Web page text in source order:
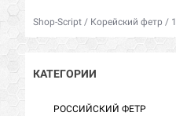
Shop-Script / Корейский фетр /
КАТЕГОРИИ
РОССИЙСКИЙ ФЕТР